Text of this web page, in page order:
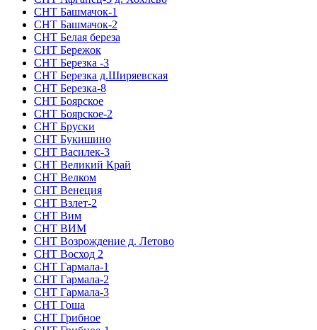
СНТ Башмачок-1
СНТ Башмачок-2
СНТ Белая береза
СНТ Бережок
СНТ Березка -3
СНТ Березка д.Ширяевская
СНТ Березка-8
СНТ Боярское
СНТ Боярское-2
СНТ Бруски
СНТ Букишино
СНТ Василек-3
СНТ Великий Край
СНТ Велком
СНТ Венеция
СНТ Взлет-2
СНТ Вим
СНТ ВИМ
СНТ Возрождение д. Летово
СНТ Восход 2
СНТ Гармала-1
СНТ Гармала-2
СНТ Гармала-3
СНТ Гоша
СНТ Грибное